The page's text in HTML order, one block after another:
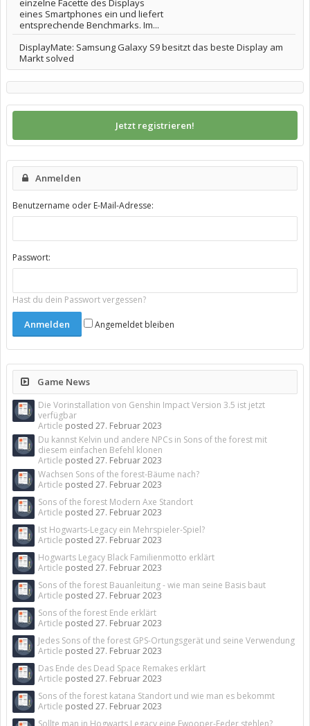
einzelne Facette des Displays
eines Smartphones ein und liefert
entsprechende Benchmarks. Im...
DisplayMate: Samsung Galaxy S9 besitzt das beste Display am
Markt solved
Jetzt registrieren!
Anmelden
Benutzername oder E-Mail-Adresse:
Passwort:
Hast du dein Passwort vergessen?
Angemeldet bleiben
Game News
Die Vorinstallation von Genshin Impact Version 3.5 ist jetzt
verfügbar
Article posted 27. Februar 2023
Du kannst Kelvin und andere NPCs in Sons of the forest mit
diesem einfachen Befehl klonen
Article posted 27. Februar 2023
Wachsen Sons of the forest-Bäume nach?
Article posted 27. Februar 2023
Sons of the forest Modern Axe Standort
Article posted 27. Februar 2023
Ist Hogwarts-Legacy ein Mehrspieler-Spiel?
Article posted 27. Februar 2023
Hogwarts Legacy Black Familienmotto erklärt
Article posted 27. Februar 2023
Sons of the forest Bauanleitung - wie man seine Basis baut
Article posted 27. Februar 2023
Sons of the forest Ende erklärt
Article posted 27. Februar 2023
Jedes Sons of the forest GPS-Ortungsgerät und seine Verwendung
Article posted 27. Februar 2023
Das Ende des Dead Space Remakes erklärt
Article posted 27. Februar 2023
Sons of the forest katana Standort und wie man es bekommt
Article posted 27. Februar 2023
Sollte man in Hogwarts Legacy eine Fwooper-Feder stehlen?